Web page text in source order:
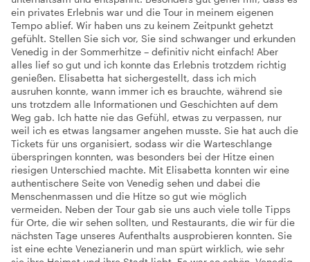
ein privates Erlebnis war und die Tour in meinem eigenen
Tempo ablief. Wir haben uns zu keinem Zeitpunkt gehetzt
gefühlt. Stellen Sie sich vor, Sie sind schwanger und erkunden
Venedig in der Sommerhitze – definitiv nicht einfach! Aber
alles lief so gut und ich konnte das Erlebnis trotzdem richtig
genießen. Elisabetta hat sichergestellt, dass ich mich
ausruhen konnte, wann immer ich es brauchte, während sie
uns trotzdem alle Informationen und Geschichten auf dem
Weg gab. Ich hatte nie das Gefühl, etwas zu verpassen, nur
weil ich es etwas langsamer angehen musste. Sie hat auch die
Tickets für uns organisiert, sodass wir die Warteschlange
überspringen konnten, was besonders bei der Hitze einen
riesigen Unterschied machte. Mit Elisabetta konnten wir eine
authentischere Seite von Venedig sehen und dabei die
Menschenmassen und die Hitze so gut wie möglich
vermeiden. Neben der Tour gab sie uns auch viele tolle Tipps
für Orte, die wir sehen sollten, und Restaurants, die wir für die
nächsten Tage unseres Aufenthalts ausprobieren konnten. Sie
ist eine echte Venezianerin und man spürt wirklich, wie sehr